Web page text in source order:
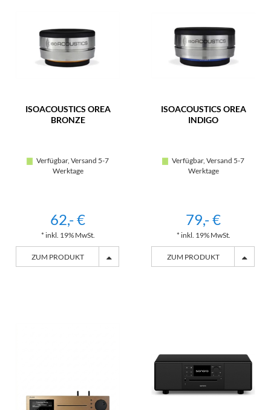
ISOACOUSTICS OREA
BRONZE
Verfügbar, Versand 5-7
Werktage
62,- €
* inkl. 19% MwSt.
ZUM PRODUKT
ISOACOUSTICS OREA
INDIGO
Verfügbar, Versand 5-7
Werktage
79,- €
* inkl. 19% MwSt.
ZUM PRODUKT